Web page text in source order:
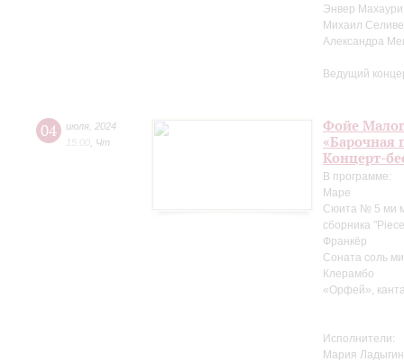
Энвер Махаури
Михаил
Александра
Ведущий
04 июля 2024
15:00 Чт
Фойе
«Барочная
Концерт-
В программе:
Маре
Сюита № 5 ми
сборника
Франкёр
Соната соль
Клерамбо
«Орфей»,
Исполнители:
Мария